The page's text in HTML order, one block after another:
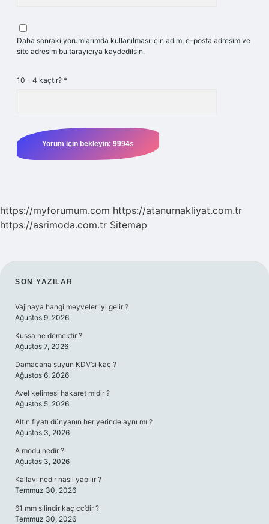
Daha sonraki yorumlarımda kullanılması için adım, e-posta adresim ve
site adresim bu tarayıcıya kaydedilsin.
10 - 4 kaçtır? *
https://myforumum.com https://atanurnakliyat.com.tr
https://asrimoda.com.tr Sitemap
SIDEBAR
SON YAZILAR
Vajinaya hangi meyveler iyi gelir ?
Ağustos 9, 2026
Kussa ne demektir ?
Ağustos 7, 2026
Damacana suyun KDV’si kaç ?
Ağustos 6, 2026
Avel kelimesi hakaret midir ?
Ağustos 5, 2026
Altın fiyatı dünyanın her yerinde aynı mı ?
Ağustos 3, 2026
A modu nedir ?
Ağustos 3, 2026
Kallavi nedir nasıl yapılır ?
Temmuz 30, 2026
61 mm silindir kaç cc’dir ?
Temmuz 30, 2026